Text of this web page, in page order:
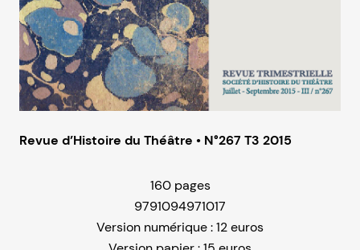
Revue d’Histoire du Théâtre • N°267 T3 2015
160 pages
9791094971017
Version numérique : 12 euros